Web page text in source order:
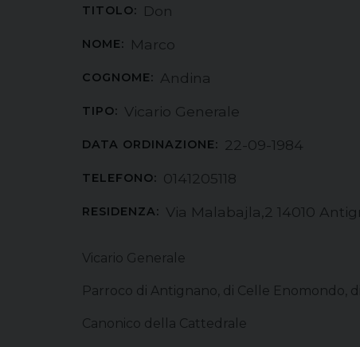
TITOLO: Don
NOME: Marco
COGNOME: Andina
TIPO: Vicario Generale
DATA ORDINAZIONE: 22-09-1984
TELEFONO: 0141205118
RESIDENZA: Via Malabajla,2 14010
Vicario Generale
Parroco di Antignano, di Celle Enomondo,
Canonico della Cattedrale